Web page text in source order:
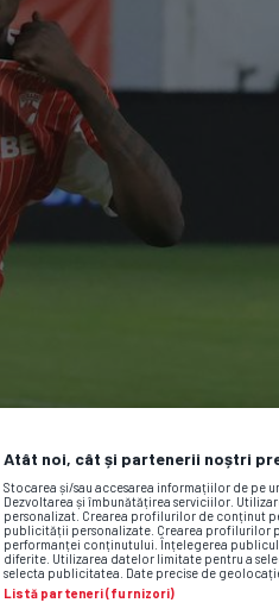
Atât noi, cât și partenerii noștri
Stocarea și/sau accesarea informațiilor de pe
Dezvoltarea și îmbunătățirea serviciilor.
personalizat. Crearea profilurilor de conținut
publicității personalizate. Crearea profilurilor
performanței conținutului. Înțelegerea
diferite. Utilizarea datelor limitate pentru a
selecta publicitatea. Date precise de
Listă parteneri (furnizori)